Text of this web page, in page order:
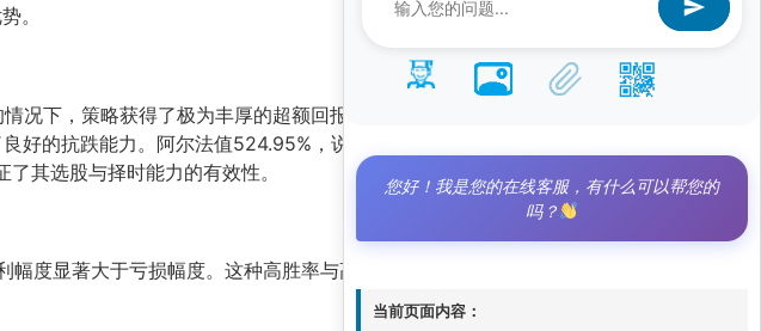
。
况下，策略获得了极为丰厚的超额回报。同时，最大回撤仅为9.88%，这
好的抗跌能力。阿尔法值524.95%，说明策略相对于市场基准（沪深
了其选股与择时能力的有效性。
度显著大于亏损幅度。这种高胜率与高盈亏比的组合，为策略的长期稳
您好！我是您的在线客服，有什么可以帮您的
吗？
当前页面内容：